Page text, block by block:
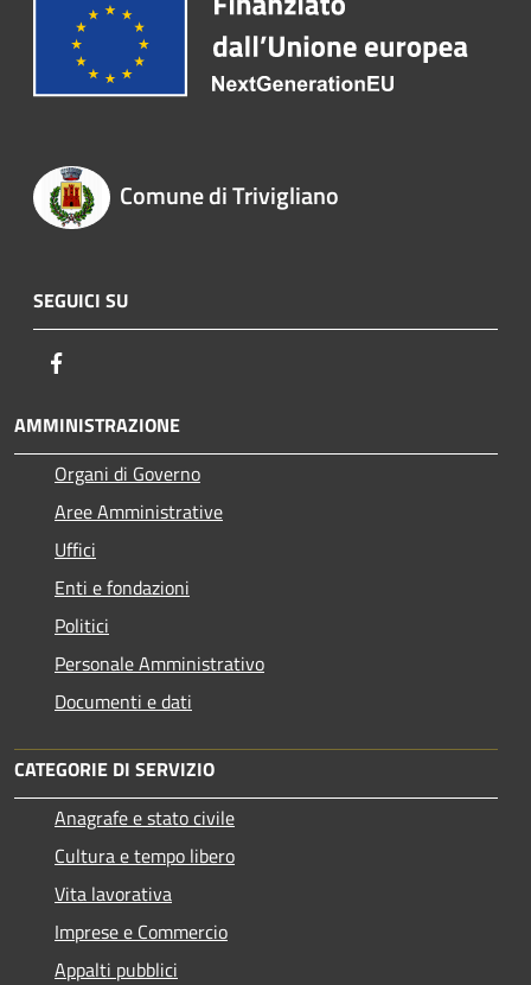
Comune di Trivigliano
SEGUICI SU
AMMINISTRAZIONE
Organi di Governo
Aree Amministrative
Uffici
Enti e fondazioni
Politici
Personale Amministrativo
Documenti e dati
CATEGORIE DI SERVIZIO
Anagrafe e stato civile
Cultura e tempo libero
Vita lavorativa
Imprese e Commercio
Appalti pubblici